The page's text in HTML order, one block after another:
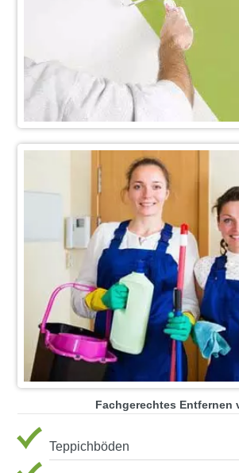
Fachgerechtes Entfernen
Teppichböden